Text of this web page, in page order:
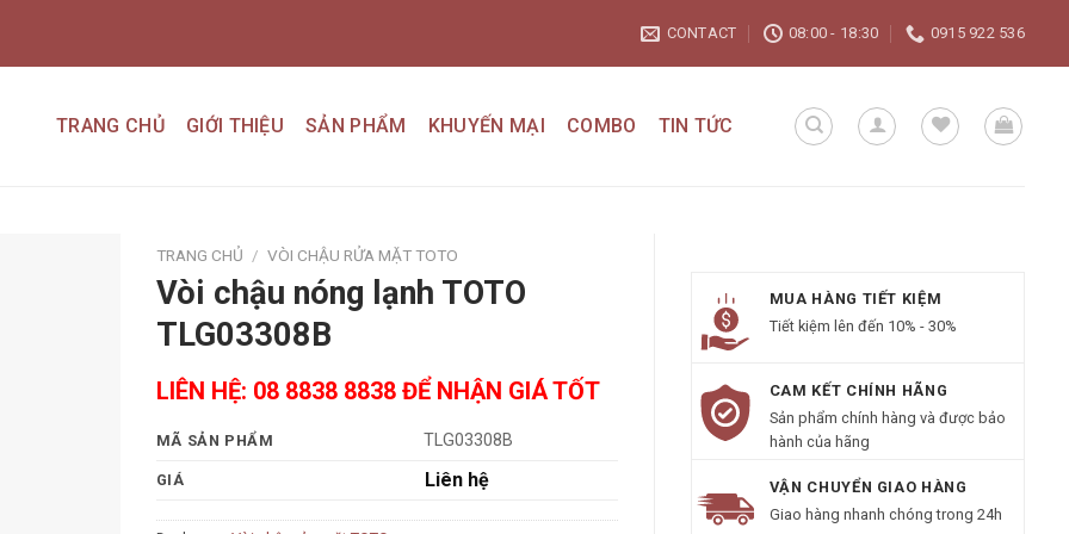
CONTACT 08:00 - 18:30 0915 922 536
TRANG CHỦ GIỚI THIỆU SẢN PHẨM KHUYẾN MẠI COMBO TIN TỨC
TRANG CHỦ / VÒI CHẬU RỬA MẶT TOTO
Vòi chậu nóng lạnh TOTO
TLG03308B
LIÊN HỆ: 08 8838 8838 ĐỂ NHẬN GIÁ TỐT
MÃ SẢN PHẨM TLG03308B
GIÁ Liên hệ
MUA HÀNG TIẾT KIỆM
Tiết kiệm lên đến 10% - 30%
CAM KẾT CHÍNH HÃNG
Sản phẩm chính hàng và được bảo
hành của hãng
VẬN CHUYỂN GIAO HÀNG
Giao hàng nhanh chóng trong 24h